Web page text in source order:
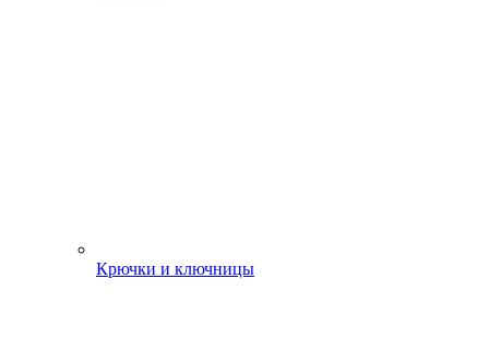
Крючки и ключницы